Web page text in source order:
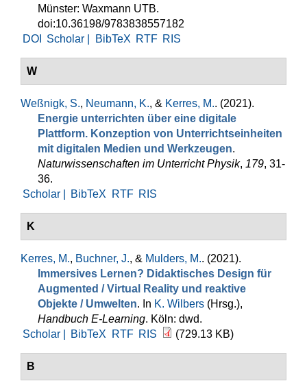
Münster: Waxmann UTB.
doi:10.36198/9783838557182
DOI
Scholar | BibTeX RTF RIS
W
Weßnigk, S., Neumann, K., & Kerres, M.. (2021).
Energie unterrichten über eine digitale
Plattform. Konzeption von Unterrichtseinheiten
mit digitalen Medien und Werkzeugen.
Naturwissenschaften im Unterricht Physik, 179, 31-
36.
Scholar |
BibTeX RTF RIS
K
Kerres, M., Buchner, J., & Mulders, M.. (2021).
Immersives Lernen? Didaktisches Design für
Augmented / Virtual Reality und reaktive
Objekte / Umwelten. In K. Wilbers (Hrsg.),
Handbuch E-Learning. Köln: dwd.
Scholar |
BibTeX RTF RIS (729.13 KB)
B